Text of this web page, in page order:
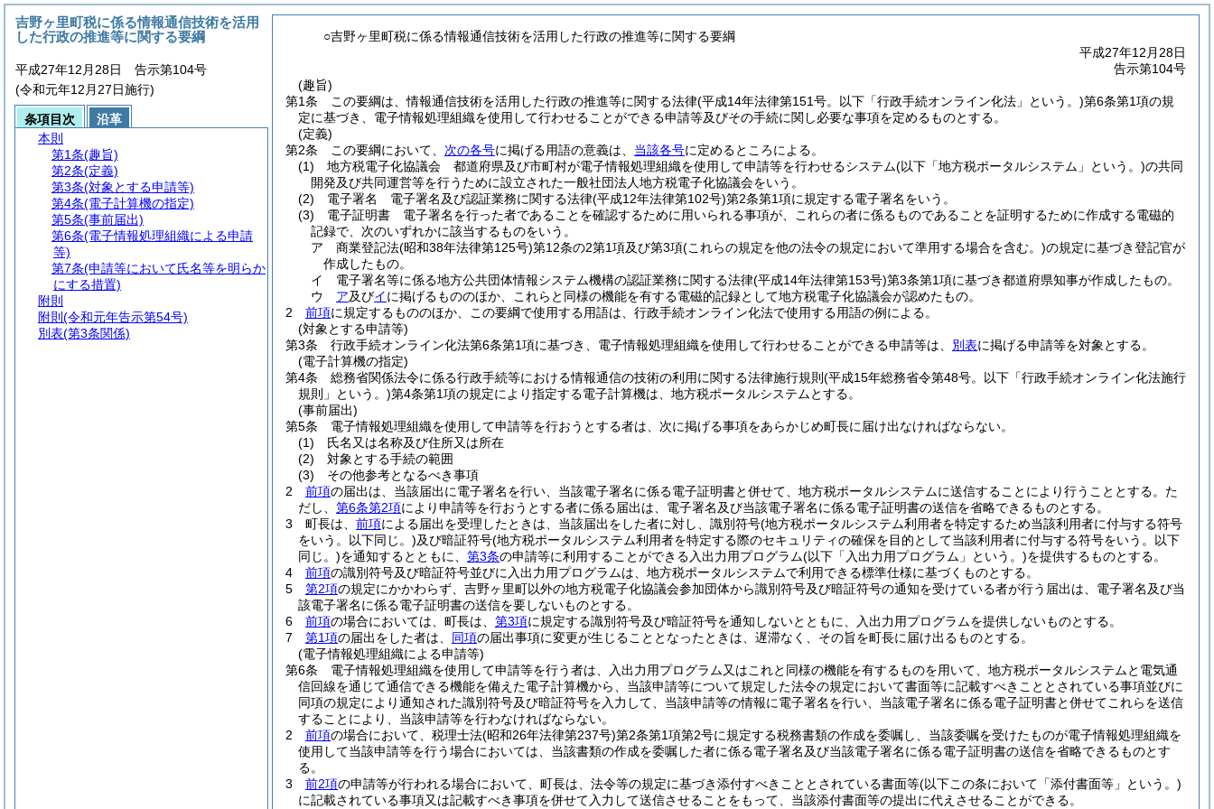
○吉野ヶ里町税に係る情報通信技術を活用した行政の推進等に関する要綱
平成27年12月28日
告示第104号
(趣旨)
第1条
この要綱は、情報通信技術を活用した行政の推進等に関する法律(平成14年法律第151号。以下「行政手続オンライン化法」という。)第6条第1項の規
定に基づき、電子情報処理組織を使用して行わせることができる申請等及びその手続に関し必要な事項を定めるものとする。
(定義)
第2条
この要綱において、 次の各号に掲げる用語の意義は、 当該各号に定めるところによる。
(1)
地方税電子化協議会 都道府県及び市町村が電子情報処理組織を使用して申請等を行わせるシステム(以下「地方税ポータルシステム」という。)の共同
開発及び共同運営等を行うために設立された一般社団法人地方税電子化協議会をいう。
(2)
電子署名 電子署名及び認証業務に関する法律(平成12年法律第102号)第2条第1項に規定する電子署名をいう。
(3)
電子証明書 電子署名を行った者であることを確認するために用いられる事項が、これらの者に係るものであることを証明するために作成する電磁的
記録で、次のいずれかに該当するものをいう。
ア
商業登記法(昭和38年法律第125号)第12条の2第1項及び第3項(これらの規定を他の法令の規定において準用する場合を含む。)の規定に基づき登記官が
作成したもの。
イ
電子署名等に係る地方公共団体情報システム機構の認証業務に関する法律(平成14年法律第153号)第3条第1項に基づき都道府県知事が作成したもの。
ウ
ア及びイに掲げるもののほか、これらと同様の機能を有する電磁的記録として地方税電子化協議会が認めたもの。
2
前項に規定するもののほか、この要綱で使用する用語は、行政手続オンライン化法で使用する用語の例による。
(対象とする申請等)
第3条
行政手続オンライン化法第6条第1項に基づき、電子情報処理組織を使用して行わせることができる申請等は、 別表に掲げる申請等を対象とする。
(電子計算機の指定)
第4条
総務省関係法令に係る行政手続等における情報通信の技術の利用に関する法律施行規則 (平成15年総務省令第48号。以下「行政手続オンライン化法施行
規則」という。)第4条第1項の規定により指定する電子計算機は、地方税ポータルシステムとする。
(事前届出)
第5条
電子情報処理組織を使用して申請等を行おうとする者は、次に掲げる事項をあらかじめ町長に届け出なければならない。
(1)
氏名又は名称及び住所又は所在
(2)
対象とする手続の範囲
(3)
その他参考となるべき事項
2
前項の届出は、当該届出に電子署名を行い、当該電子署名に係る電子証明書と併せて、地方税ポータルシステムに送信することにより行うこととする。 た
だし、 第6条第2項により申請等を行おうとする者に係る届出は、電子署名及び当該電子署名に係る電子証明書の送信を省略できるものとする。
3
町長は、 前項による届出を受理したときは、当該届出をした者に対し、識別符号(地方税ポータルシステム利用者を特定するため当該利用者に付与する符号
をいう。以下同じ。)及び暗証符号(地方税ポータルシステム利用者を特定する際のセキュリティの確保を目的として当該利用者に付与する符号をいう。以下
同じ。)を通知するとともに、 第3条の申請等に利用することができる入出力用プログラム(以下「入出力用プログラム」という。)を提供するものとする。
4
前項の識別符号及び暗証符号並びに入出力用プログラムは、地方税ポータルシステムで利用できる標準仕様に基づくものとする。
5
第2項の規定にかかわらず、吉野ヶ里町以外の地方税電子化協議会参加団体から識別符号及び暗証符号の通知を受けている者が行う届出は、電子署名及び当
該電子署名に係る電子証明書の送信を要しないものとする。
6
前項の場合においては、町長は、 第3項に規定する識別符号及び暗証符号を通知しないとともに、入出力用プログラムを提供しないものとする。
7
第1項の届出をした者は、 同項の届出事項に変更が生じることとなったときは、遅滞なく、その旨を町長に届け出るものとする。
(電子情報処理組織による申請等)
第6条
電子情報処理組織を使用して申請等を行う者は、入出力用プログラム又はこれと同様の機能を有するものを用いて、地方税ポータルシステムと電気通
信回線を通じて通信できる機能を備えた電子計算機から、当該申請等について規定した法令の規定において書面等に記載すべきこととされている事項並びに
同項の規定により通知された識別符号及び暗証符号を入力して、当該申請等の情報に電子署名を行い、当該電子署名に係る電子証明書と併せてこれらを送信
することにより、当該申請等を行わなければならない。
2
前項の場合において、税理士法(昭和26年法律第237号)第2条第1項第2号に規定する税務書類の作成を委嘱し、当該委嘱を受けたものが電子情報処理組織を
使用して当該申請等を行う場合においては、当該書類の作成を委嘱した者に係る電子署名及び当該電子署名に係る電子証明書の送信を省略できるものとす
る。
3
前2項の申請等が行われる場合において、町長は、法令等の規定に基づき添付すべきこととされている書面等(以下この条において「添付書面等」という。)
に記載されている事項又は記載すべき事項を併せて入力して送信させることをもって、当該添付書面等の提出に代えさせることができる。
吉野ヶ里町税に係る情報通信技術を活用
した行政の推進等に関する要綱
平成27年12月28日 告示第104号
(令和元年12月27日施行)
条項目次
沿革
本則
第1条(趣旨)
第2条(定義)
第3条(対象とする申請等)
第4条(電子計算機の指定)
第5条(事前届出)
第6条(電子情報処理組織による申請
等)
第7条(申請等において氏名等を明らか
にする措置)
附則
附則 (令和元年告示第54号)
別表(第3条関係)